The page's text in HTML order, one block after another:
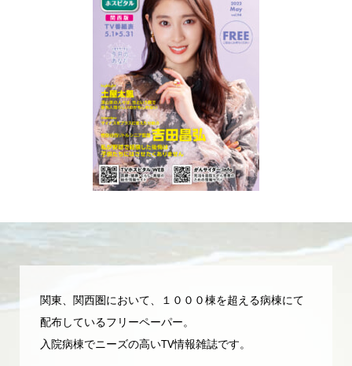
関東、関西圏において、１０００棟を超える病棟にて
配布しているフリーペーパー。
入院病棟でニーズの高いTV情報雑誌です。